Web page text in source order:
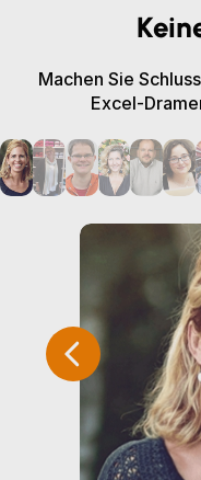
Machen Sie
Excel-